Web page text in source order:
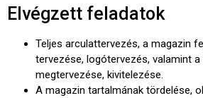
Elvégzett feladatok
Teljes arculattervezés, a magazin
tervezése, logótervezés, valamint
megtervezése, kivitelezése.
A magazin tartalmának tördelése,